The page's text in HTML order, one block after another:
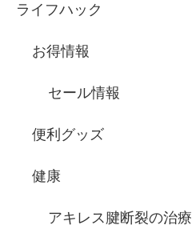
ライフハック
お得情報
セール情報
便利グッズ
健康
アキレス腱断裂の治療